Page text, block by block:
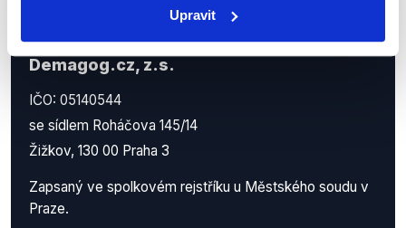
Upravit
Demagog.cz, z.s.
IČO: 05140544
se sídlem Roháčova 145/14
Žižkov, 130 00 Praha 3
Zapsaný ve spolkovém rejstříku u Městského soudu v
Praze.